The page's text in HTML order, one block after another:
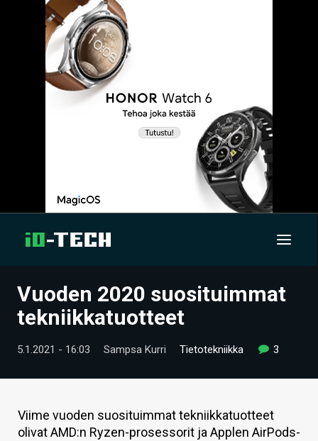
UUTISET
TIETOA
Vuoden 2020 suosituimmat
tekniikkatuotteet
5.1.2021 - 16:03 Sampsa Kurri Tietotekniikka 3
Viime vuoden suosituimmat tekniikkatuotteet
olivat AMD:n Ryzen-prosessorit ja Applen AirPods-